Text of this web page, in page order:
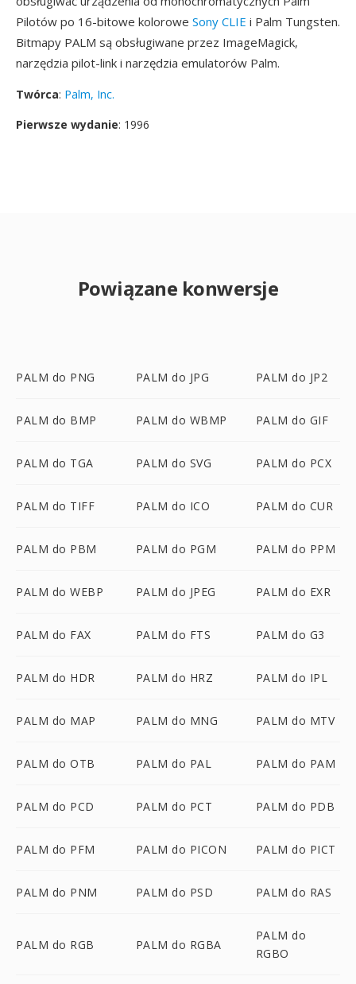
Pilotów po 16-bitowe kolorowe Sony CLIE i Palm Tungsten.
Bitmapy PALM są obsługiwane przez ImageMagick,
narzędzia pilot-link i narzędzia emulatorów Palm.
Twórca: Palm, Inc.
Pierwsze wydanie: 1996
Powiązane konwersje
PALM do PNG PALM do JPG PALM do JP2
PALM do BMP PALM do WBMP PALM do GIF
PALM do TGA PALM do SVG PALM do PCX
PALM do TIFF PALM do ICO PALM do CUR
PALM do PBM PALM do PGM PALM do PPM
PALM do WEBP PALM do JPEG PALM do EXR
PALM do FAX PALM do FTS PALM do G3
PALM do HDR PALM do HRZ PALM do IPL
PALM do MAP PALM do MNG PALM do MTV
PALM do OTB PALM do PAL PALM do PAM
PALM do PCD PALM do PCT PALM do PDB
PALM do PFM PALM do PICON PALM do PICT
PALM do PNM PALM do PSD PALM do RAS
PALM do RGB PALM do RGBA
PALM do
RGBO